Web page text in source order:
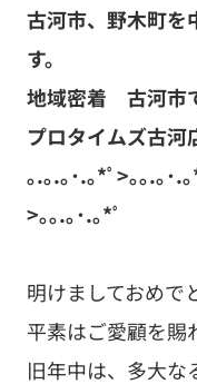
古河市、野木町を
す。
地域密着 古河市
プロタイムズ古河
｡.｡.｡･.｡*ﾟ>｡｡.｡･.
>｡｡.｡･.｡*ﾟ
明けましておめで
平素はご愛顧を賜
旧年中は、多大な